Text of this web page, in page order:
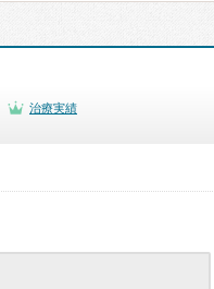
治療実績